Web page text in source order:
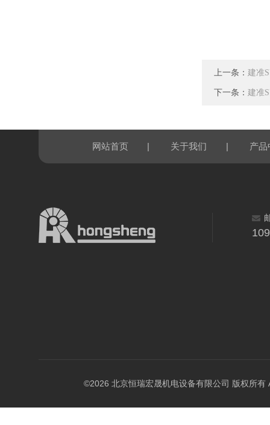
上一条： 建准
下一条： 建准
网站首页 | 关于我们 | 产品
©2026 北京恒瑞宏晟机电设备有限公司 版权所有